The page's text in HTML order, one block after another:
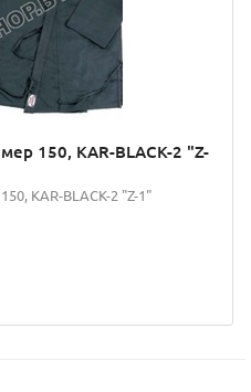
150, KAR-BLACK-2 "Z-
KAR-BLACK-2 "Z-1"